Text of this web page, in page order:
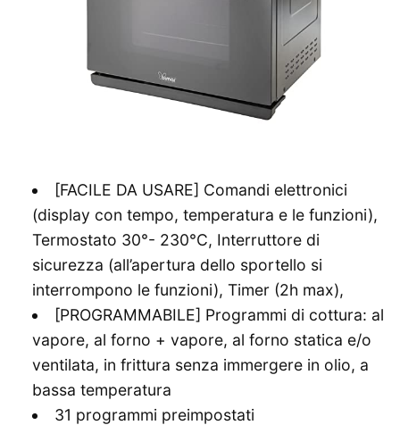
[FACILE DA USARE] Comandi elettronici
(display con tempo, temperatura e le funzioni),
Termostato 30°- 230°C, Interruttore di
sicurezza (all’apertura dello sportello si
interrompono le funzioni), Timer (2h max),
[PROGRAMMABILE] Programmi di cottura: al
vapore, al forno + vapore, al forno statica e/o
ventilata, in frittura senza immergere in olio, a
bassa temperatura
31 programmi preimpostati